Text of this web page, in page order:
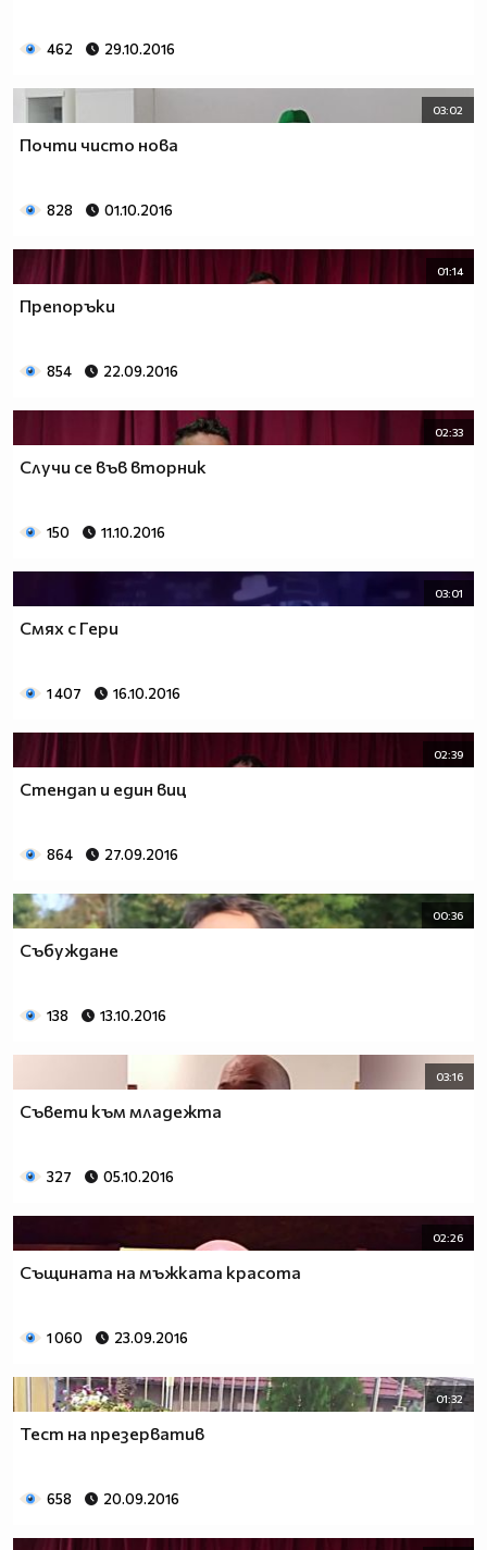
462 29.10.2016
03:02
Почти чисто нова
828 01.10.2016
01:14
Препоръки
854 22.09.2016
02:33
Случи се във вторник
150 11.10.2016
03:01
Смях с Гери
1 407 16.10.2016
02:39
Стендап и един виц
864 27.09.2016
00:36
Събуждане
138 13.10.2016
03:16
Съвети към младежта
327 05.10.2016
02:26
Същината на мъжката красота
1 060 23.09.2016
01:32
Тест на презерватив
658 20.09.2016